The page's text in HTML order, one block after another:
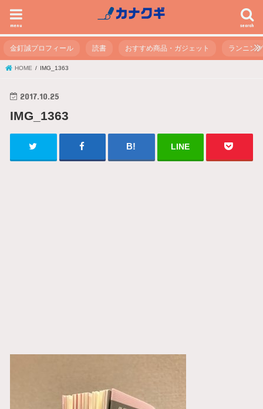
search
menu
金釘誠プロフィール 読書 おすすめ商品・ガジェット ランニング
HOME IMG_1363
2017.10.25
IMG_1363
LINE